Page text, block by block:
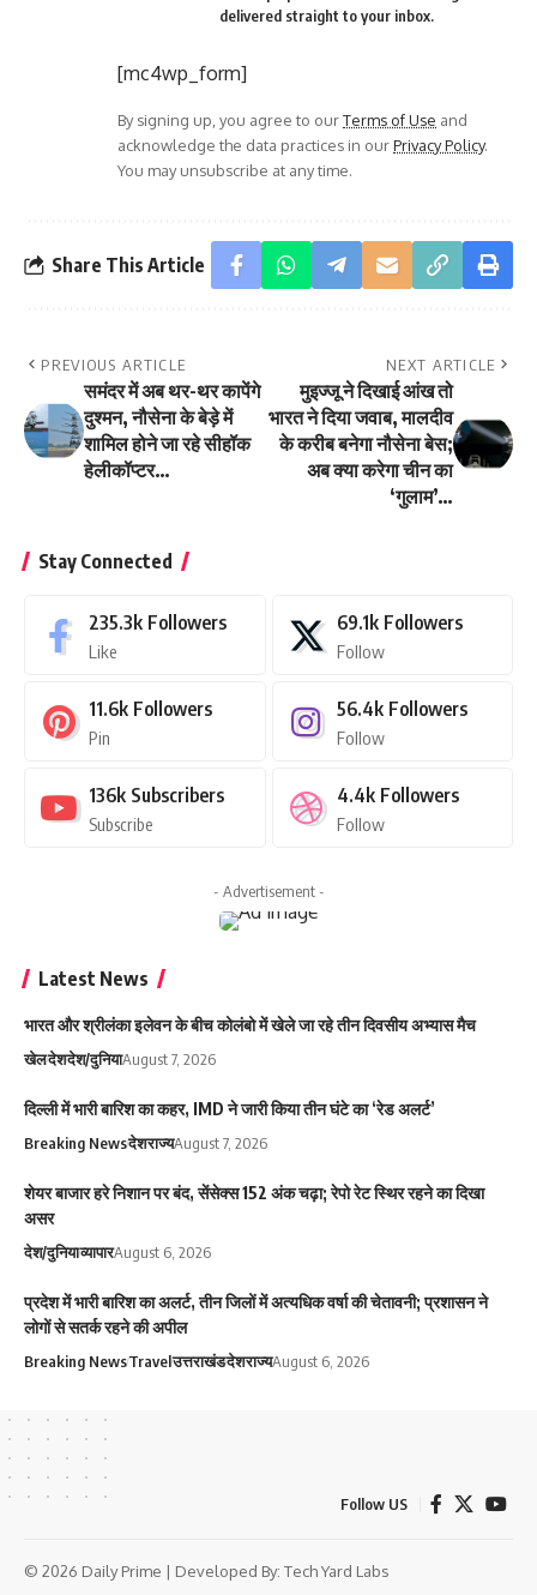
delivered straight to your inbox.
[mc4wp_form]
By signing up, you agree to ourTerms of Use and
acknowledge the data practices in ourPrivacy Policy.
You may unsubscribe at any time.
Share This Article
PREVIOUS ARTICLE
समंदर में अब थर-थर कापेंगे
दुश्मन, नौसेना के बेड़े में
शामिल होने जा रहे सीहॉक
हेलीकॉप्टर…
NEXT ARTICLE
मुइज्जू ने दिखाई आंख तो
भारत ने दिया जवाब, मालदीव
के करीब बनेगा नौसेना बेस;
अब क्या करेगा चीन का
‘गुलाम’…
Stay Connected
235.3k Followers
Like
69.1k Followers
Follow
11.6k Followers
Pin
56.4k Followers
Follow
136k Subscribers
Subscribe
4.4k Followers
Follow
- Advertisement -
Latest News
भारत और श्रीलंका इलेवन के बीच कोलंबो में खेले जा रहे तीन दिवसीय अभ्यास मैच
खेलदेशदेश/दुनियाAugust 7, 2026
दिल्ली में भारी बारिश का कहर, IMD ने जारी किया तीन घंटे का ‘रेड अलर्ट’
Breaking Newsदेशराज्यAugust 7, 2026
शेयर बाजार हरे निशान पर बंद, सेंसेक्स 152 अंक चढ़ा; रेपो रेट स्थिर रहने का दिखा
असर
देश/दुनियाव्यापारAugust 6, 2026
प्रदेश में भारी बारिश का अलर्ट, तीन जिलों में अत्यधिक वर्षा की चेतावनी; प्रशासन ने
लोगों से सतर्क रहने की अपील
Breaking NewsTravelउत्तराखंडदेशराज्यAugust 6, 2026
Follow US
© 2026 Daily Prime | Developed By: Tech Yard Labs